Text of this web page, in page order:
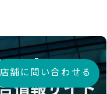
店舗に問い合わせる